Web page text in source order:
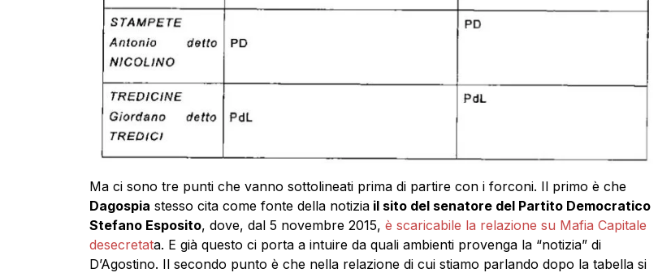
Ma ci sono tre punti che vanno sottolineati prima di partire con i forconi. Il primo è che
Dagospia stesso cita come fonte della notiziail sito del senatore del Partito Democratico
Stefano Esposito, dove, dal 5 novembre 2015, è scaricabile la relazione su Mafia Capitale
desecretata. E già questo ci porta a intuire da quali ambienti provenga la “notizia” di
D’Agostino. Il secondo punto è che nella relazione di cui stiamo parlando dopo la tabella si